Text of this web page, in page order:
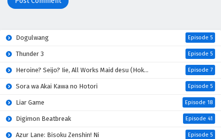
Dogulwang Episode 5
Thunder 3 Episode 5
Heroine? Seijo? Iie, All Works Maid desu (Hokori)! Episode 7
Sora wa Akai Kawa no Hotori Episode 5
Liar Game Episode 18
Digimon Beatbreak Episode 41
Azur Lane: Bisoku Zenshin! Ni Episode 5